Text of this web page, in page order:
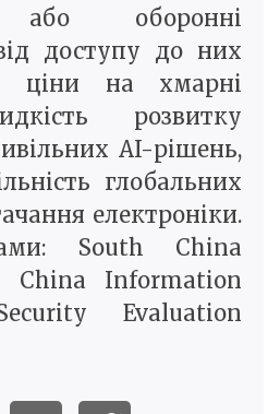
або оборонні
доступу до них
ціни на хмарні
розвитку
AI-рішень,
глобальних
електроніки.
South China
China Information
Evaluation